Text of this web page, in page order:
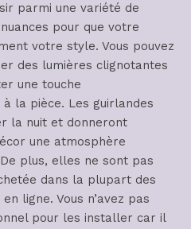
parmi une variété de
pour que votre
votre style. Vous pouvez
des lumières clignotantes
une touche
la pièce. Les guirlandes
la nuit et donneront
une atmosphère
plus, elles ne sont pas
dans la plupart des
ligne. Vous n’avez pas
pour les installer car il